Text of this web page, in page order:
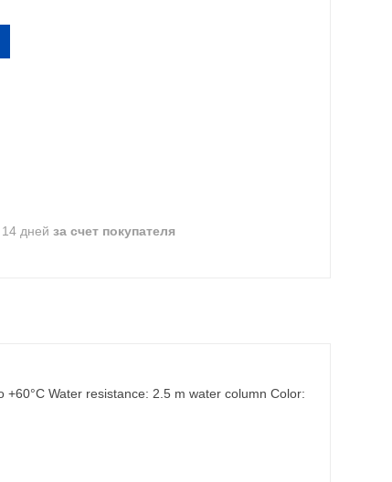
14 дней за счет покупателя
Water resistance: 2.5 m water column Color: